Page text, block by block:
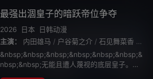
最强出涸皇子的暗跃帝位争夺
2026 日本
日韩动漫
主演：
内田雄马 / 户谷菊之介 / 石见舞菜香 / 内
&nbsp;&nbsp;&nbsp;&nbsp;&nbsp;&nbsp;&
nbsp;&nbsp;无能且遭人蔑视的底层皇子。其